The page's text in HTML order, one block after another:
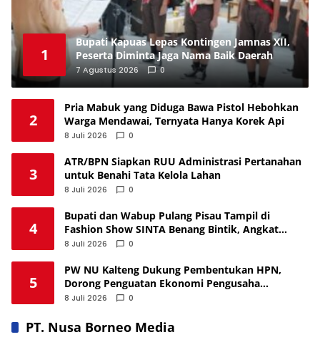
1
Bupati Kapuas Lepas Kontingen Jamnas XII,
Peserta Diminta Jaga Nama Baik Daerah
7 Agustus 2026 0
2
Pria Mabuk yang Diduga Bawa Pistol Hebohkan
Warga Mendawai, Ternyata Hanya Korek Api
8 Juli 2026 0
3
ATR/BPN Siapkan RUU Administrasi Pertanahan
untuk Benahi Tata Kelola Lahan
8 Juli 2026 0
4
Bupati dan Wabup Pulang Pisau Tampil di
Fashion Show SINTA Benang Bintik, Angkat
Budaya Lokal
8 Juli 2026 0
5
PW NU Kalteng Dukung Pembentukan HPN,
Dorong Penguatan Ekonomi Pengusaha
Nahdliyin
8 Juli 2026 0
PT. Nusa Borneo Media